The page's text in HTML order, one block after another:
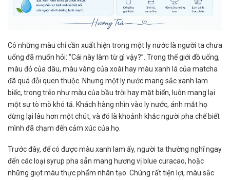
Có những màu chỉ cần xuất hiện trong một ly nước là người ta chưa
uống đã muốn hỏi: “Cái này làm từ gì vậy?”. Trong thế giới đồ uống,
màu đỏ của dâu, màu vàng của xoài hay màu xanh lá của matcha
đã quá đỗi quen thuộc. Nhưng một ly nước mang sắc xanh lam
biếc, trong trẻo như màu của bầu trời hay mặt biển, luôn mang lại
một sự tò mò khó tả. Khách hàng nhìn vào ly nước, ánh mắt họ
dừng lại lâu hơn một chút, và đó là khoảnh khắc người pha chế biết
mình đã chạm đến cảm xúc của họ.
Trước đây, để có được màu xanh lam ấy, người ta thường nghĩ ngay
đến các loại syrup pha sẵn mang hương vị blue curacao, hoặc
những giọt màu thực phẩm nhân tạo. Chúng rất tiện lợi, màu sắc